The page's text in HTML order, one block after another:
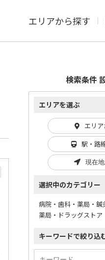
エリアから探す
検索条件
エリアを選ぶ
エリ
駅・路
現在
選択中のカテゴリー
薬局・ドラッグストア
キーワードで絞り込